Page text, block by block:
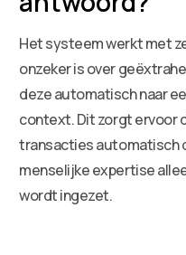
Het systeem werkt met
onzeker is over
deze automatisch naar
context. Dit zorgt ervoor
transacties automatisch
menselijke expertise
wordt ingezet.